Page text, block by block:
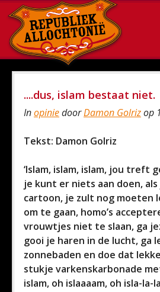
....dus, islam bestaat niet.
InopiniedoorDamon Golrizop
Tekst: Damon Golriz
‘Islam, islam, islam, jou treft
je kunt er niets aan doen,
cartoon, je zult nog moeten
om te gaan, homo’s
vrouwtjes niet te slaan, ga
gooi je haren in de lucht, ga
zonnebaden en doe dat
stukje varkenskarbonade
islam, oh islaaaam, oh isla-la-